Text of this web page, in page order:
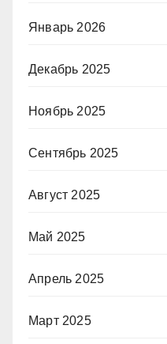
Январь 2026
Декабрь 2025
Ноябрь 2025
Сентябрь 2025
Август 2025
Май 2025
Апрель 2025
Март 2025